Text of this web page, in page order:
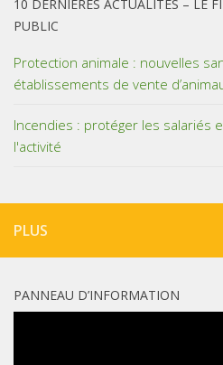
10 DERNIÈRES ACTUALITÉS – LE
PUBLIC
Protection animale : nouvelles
établissements de vente
Incendies : protéger les salariés
l'activité
PLUS
PANNEAU D’INFORMATION